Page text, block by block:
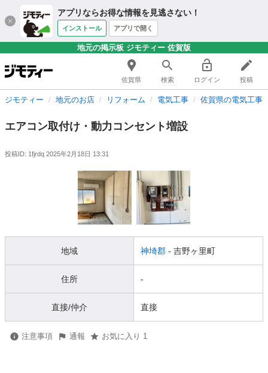
アプリならお得な情報を見逃さない！
インストール アプリで開く
地元の掲示板 ジモティー 佐賀版
佐賀県 検索 ログイン 投稿
ジモティー 地元のお店 リフォーム 電気工事 佐賀県の電気工事
エアコン取付け・動力コンセント増設
投稿ID: 1fjrdq 2025年2月18日 13:31
地域 神埼郡 - 吉野ヶ里町
住所 -
直接/仲介 直接
注意事項 通報 お気に入り 1